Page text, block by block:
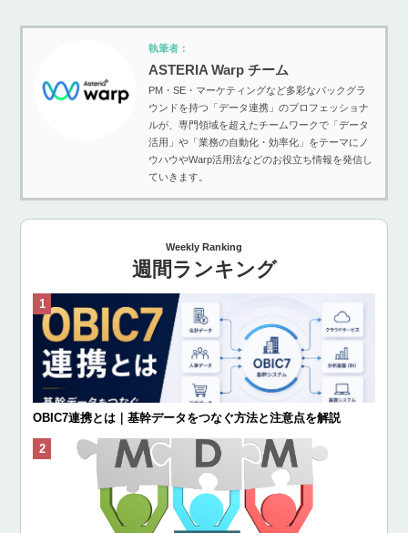
執筆者：
ASTERIA Warp チーム
PM・SE・マーケティングなど多彩なバックグラ
ウンドを持つ「データ連携」のプロフェッショナ
ルが、専門領域を超えたチームワークで「データ
活用」や「業務の自動化・効率化」をテーマにノ
ウハウやWarp活用法などのお役立ち情報を発信し
ていきます。
Weekly Ranking
週間ランキング
OBIC7連携とは｜基幹データをつなぐ方法と注意点を解説